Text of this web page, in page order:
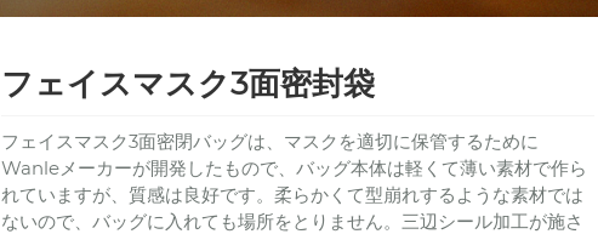
フェイスマスク3面密封袋
フェイスマスク3面密閉バッグは、マスクを適切に保管するために
Wanleメーカーが開発したもので、バッグ本体は軽くて薄い素材で作ら
れていますが、質感は良好です。柔らかくて型崩れするような素材では
ないので、バッグに入れても場所をとりません。三辺シール加工が施さ